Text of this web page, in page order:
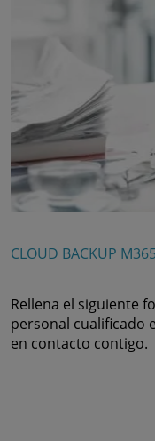
CLOUD BACKUP M365
Rellena el siguiente
personal cualificado
en contacto contigo.